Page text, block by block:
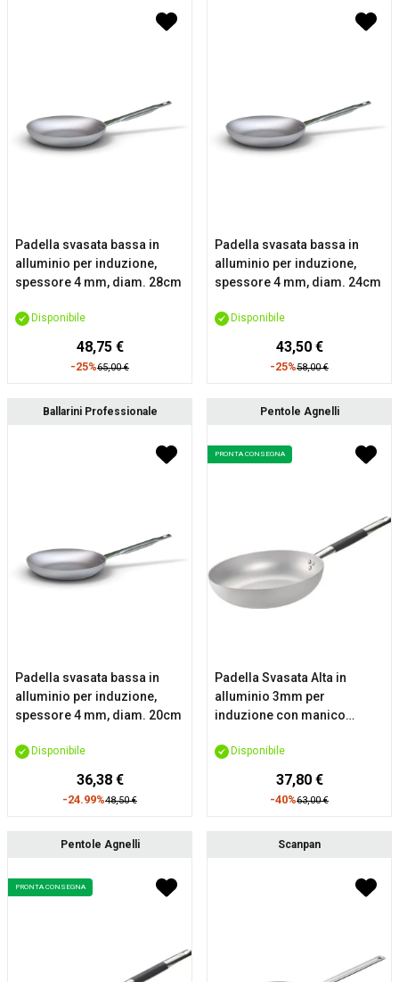
Padella svasata bassa in
alluminio per induzione,
spessore 4 mm, diam. 28cm
Disponibile
48,75 €
65,00 €
-25%
Padella svasata bassa in
alluminio per induzione,
spessore 4 mm, diam. 24cm
Disponibile
43,50 €
58,00 €
-25%
Ballarini Professionale
Padella svasata bassa in
alluminio per induzione,
spessore 4 mm, diam. 20cm
Disponibile
36,38 €
48,50 €
-24.99%
PRONTA CONSEGNA
Pentole Agnelli
Padella Svasata Alta in
alluminio 3mm per
induzione con manico
Disponibile
37,80 €
63,00 €
-40%
PRONTA CONSEGNA
Pentole Agnelli Scanpan